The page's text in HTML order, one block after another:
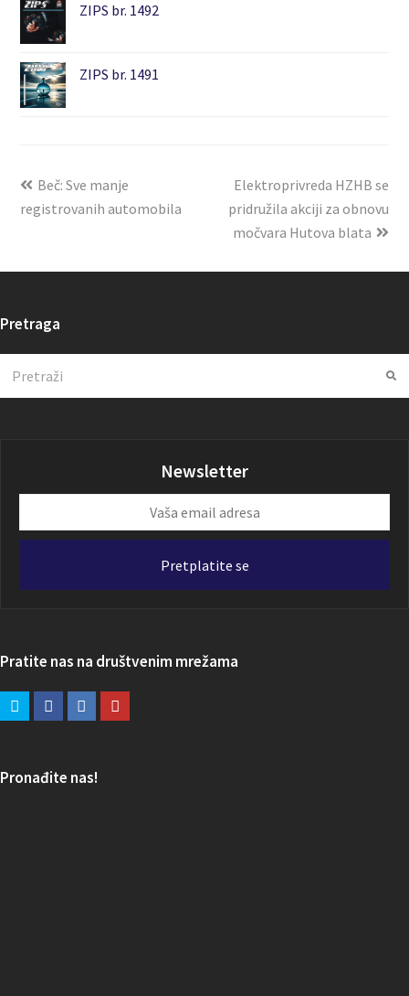
ZIPS br. 1492
ZIPS br. 1491
Beč: Sve manje
registrovanih automobila
Elektroprivreda HZHB se
pridružila akciji za obnovu
močvara Hutova blata
Pretraga
Newsletter
email
Pretplatite se
Pratite nas na društvenim mrežama
Pronađite nas!